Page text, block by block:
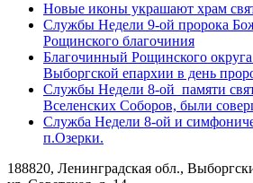
Новые иконы украшают храм
Службы Недели 9-ой пророка
Рощинского благочиния
Благочинный Рощинского
Выборгской епархии в день
Службы Недели 8-ой памяти
Вселенских Соборов, были
Служба Недели 8-ой и
п.Озерки.
188820, Ленинградская обл.,